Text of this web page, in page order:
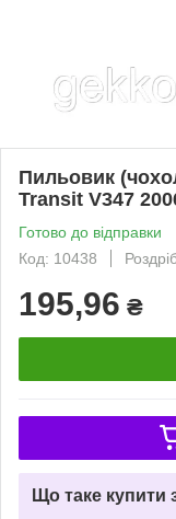
Пильовик
Transit V347
Готово до відправки
Код: 10438
195,96 ₴
Що таке купити